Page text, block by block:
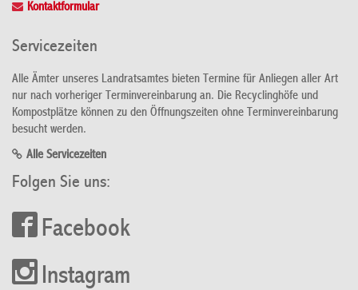
Kontaktformular
Servicezeiten
Alle Ämter unseres Landratsamtes bieten Termine für Anliegen aller Art
nur nach vorheriger Terminvereinbarung an. Die Recyclinghöfe und
Kompostplätze können zu den Öffnungszeiten ohne Terminvereinbarung
besucht werden.
Alle Servicezeiten
Folgen Sie uns:
Facebook
Instagram